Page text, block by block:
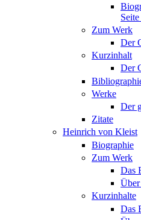
Zum Werk
Der
Kurzinhalt
Der
Werke
Der
Zitate
Heinrich von Kleist
Biographie
Zum Werk
Das
Über
Kurzinhalte
Das